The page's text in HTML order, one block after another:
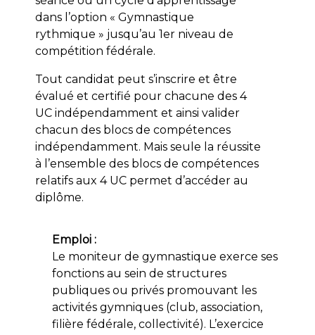
dans l’option « Gymnastique
rythmique » jusqu’au 1er niveau de
compétition fédérale.
Tout candidat peut s’inscrire et être
évalué et certifié pour chacune des 4
UC indépendamment et ainsi valider
chacun des blocs de compétences
indépendamment. Mais seule la réussite
à l’ensemble des blocs de compétences
relatifs aux 4 UC permet d’accéder au
diplôme.
Emploi :
Le moniteur de gymnastique exerce ses
fonctions au sein de structures
publiques ou privés promouvant les
activités gymniques (club, association,
filière fédérale, collectivité). L’exercice